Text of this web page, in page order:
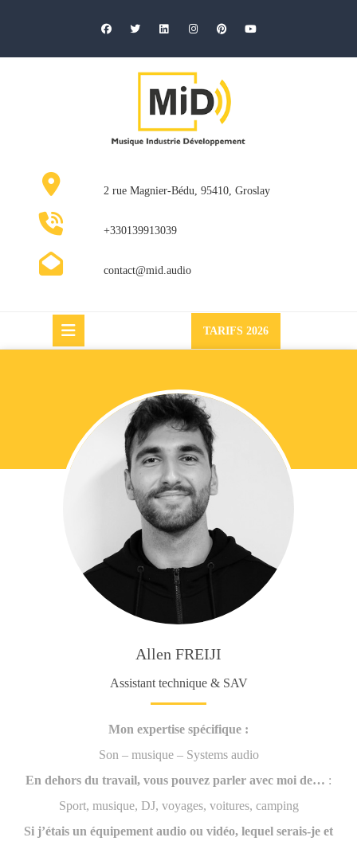
2 rue Magnier-Bédu, 95410, Groslay
+330139913039
contact@mid.audio
Button
TARIFS 2026Request
a
Allen FREIJI
Assistant technique & SAV
Mon expertise spécifique :
Son – musique – Systems audio
En dehors du travail, vous pouvez parler avec moi de… :
Sport, musique, DJ, voyages, voitures, camping
Si j’étais un équipement audio ou vidéo, lequel serais-je et